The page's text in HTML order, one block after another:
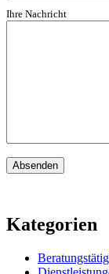
Ihre Nachricht
Kategorien